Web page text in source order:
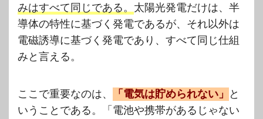
みはすべて同じである。 太陽光発電だけは、半
導体の特性に基づく発電であるが、それ以外は
電磁誘導に基づく発電であり、すべて同じ仕組
みと言える。
ここで重要なのは、 「電気は貯められない」 と
いうことである。「電池や携帯があるじゃない